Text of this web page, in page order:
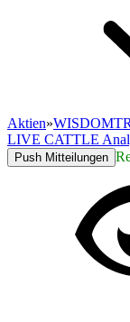
Aktien»
LIVE CATTLE
Push Mitteilungen